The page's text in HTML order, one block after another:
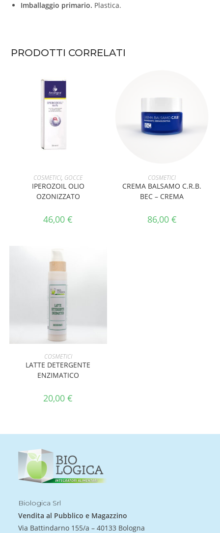
Imballaggio primario. Plastica.
PRODOTTI CORRELATI
AGGIUNGI AL CARRELLO
COSMETICI, GOCCE
IPEROZOIL OLIO
OZONIZZATO
46,00€
AGGIUNGI AL CARRELLO
COSMETICI
CREMA BALSAMO C.R.B.
BEC – CREMA
86,00 €
AGGIUNGI AL CARRELLO
COSMETICI
LATTE DETERGENTE
ENZIMATICO
20,00€
Biologica Srl
Vendita al Pubblico e Magazzino
Via Battindarno 155/a – 40133 Bologna